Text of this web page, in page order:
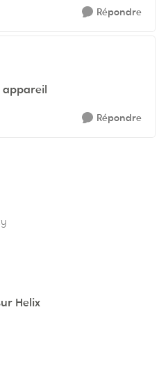
Répondre
appareil
Répondre
Helix